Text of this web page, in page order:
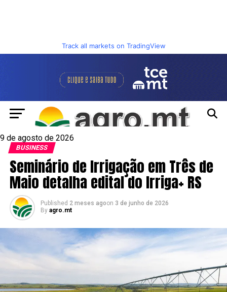
Track all markets on TradingView
9 de agosto de 2026
BUSINESS
Seminário de Irrigação em Três de
Maio detalha edital do Irriga+ RS
Published 2 meses agoon 3 de junho de 2026
By agro.mt